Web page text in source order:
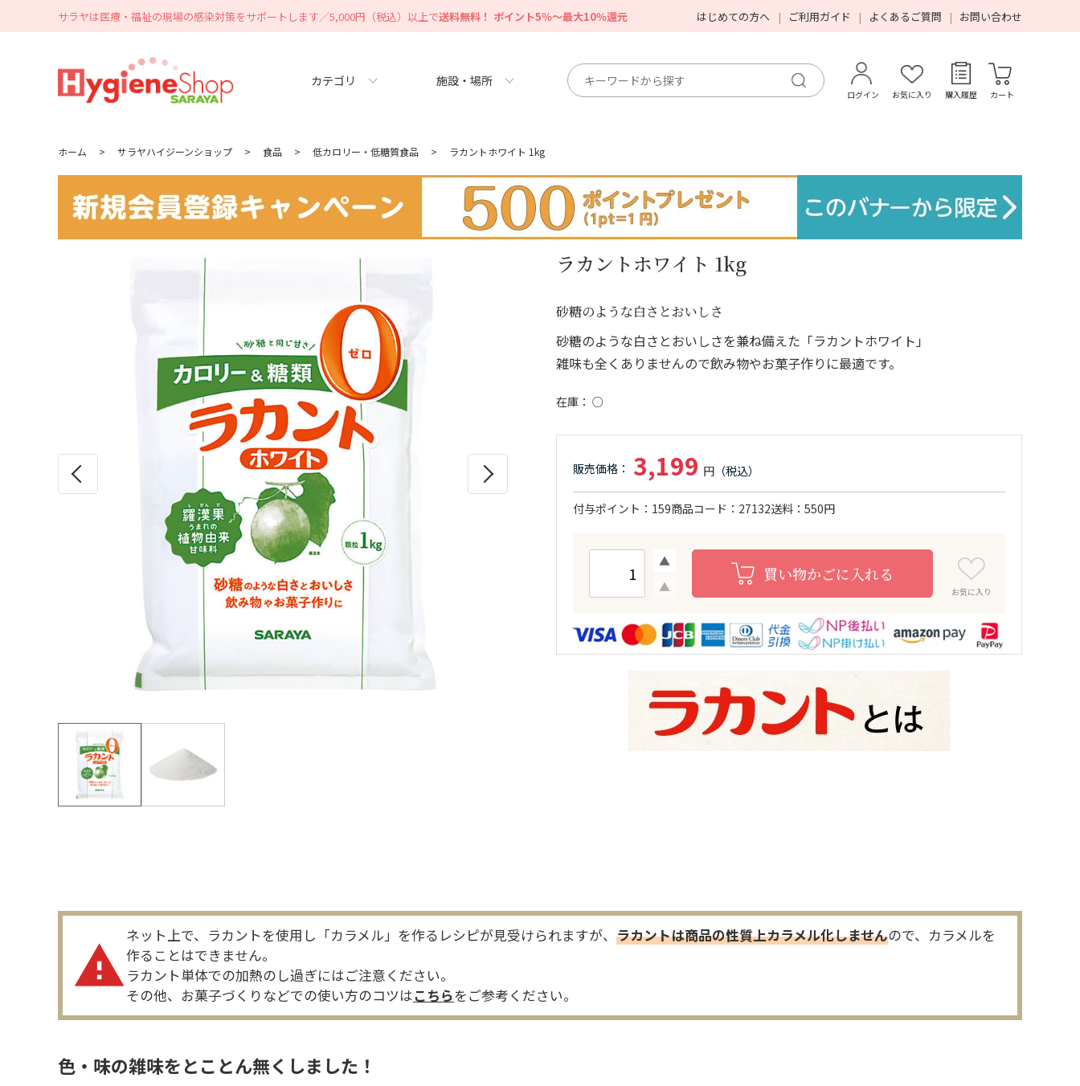
サラヤは医療・福祉の現場の感染対策をサポートします／5,000円（税込）以上で送料無料！ ポイント5％～最大10％還元 はじめての方へ ご利用ガイド よくあるご質問 お問い合わせ
カテゴリ 施設・場所
ログイン お気に入り 購入履歴 カート
ホーム > サラヤハイジーンショップ > 食品 > 低カロリー・低糖質食品 > ラカントホワイト 1kg
ラカントホワイト 1kg
砂糖のような白さとおいしさ
砂糖のような白さとおいしさを兼ね備えた「ラカントホワイト」
雑味も全くありませんので飲み物やお菓子作りに最適です。
在庫 ○
3,199
付与ポイント 159商品コード 27132送料 550円
買い物かごに入れる
お気に入り
warning
ネット上で、ラカントを使用し「カラメル」を作るレシピが見受けられますが、 ラカントは商品の性質上カラメル化しませんので、カラメルを
作ることはできません。
ラカント単体での加熱のし過ぎにはご注意ください。
その他、お菓子づくりなどでの使い方のコツはこちらをご参考ください。
色・味の雑味をとことん無くしました！